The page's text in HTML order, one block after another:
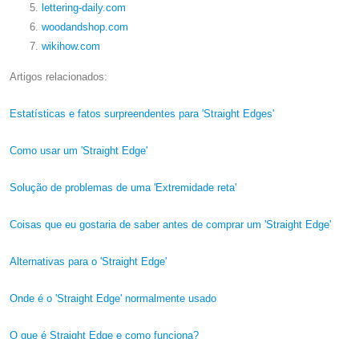
lettering-daily.com
woodandshop.com
wikihow.com
Artigos relacionados:
Estatísticas e fatos surpreendentes para 'Straight Edges'
Como usar um 'Straight Edge'
Solução de problemas de uma 'Extremidade reta'
Coisas que eu gostaria de saber antes de comprar um 'Straight Edge'
Alternativas para o 'Straight Edge'
Onde é o 'Straight Edge' normalmente usado
O que é Straight Edge e como funciona?